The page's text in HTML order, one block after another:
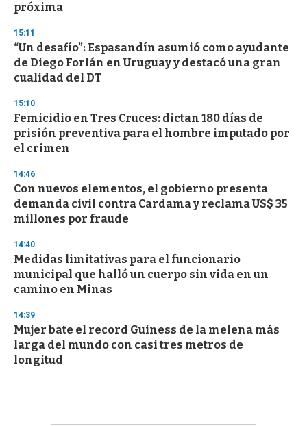
próxima
15:11
“Un desafío”: Espasandín asumió como ayudante
de Diego Forlán en Uruguay y destacó una gran
cualidad del DT
15:10
Femicidio en Tres Cruces: dictan 180 días de
prisión preventiva para el hombre imputado por
el crimen
14:46
Con nuevos elementos, el gobierno presenta
demanda civil contra Cardama y reclama US$ 35
millones por fraude
14:40
Medidas limitativas para el funcionario
municipal que halló un cuerpo sin vida en un
camino en Minas
14:39
Mujer bate el record Guiness de la melena más
larga del mundo con casi tres metros de
longitud